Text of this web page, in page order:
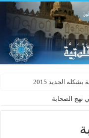
الجديد 2015
نهج الصحابة